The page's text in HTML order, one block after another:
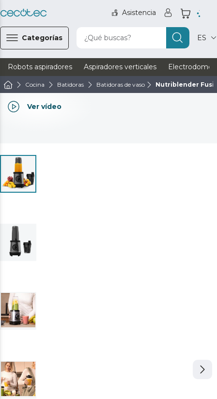
Asistencia
Categorías ¿Qué buscas? ES
Robots aspiradores Aspiradores verticales
Cocina Batidoras Batidoras de vaso Nutriblender
Ver vídeo